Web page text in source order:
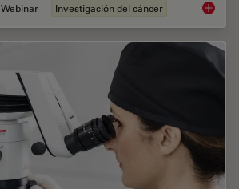
Webinar Investigación del cáncer Spatial